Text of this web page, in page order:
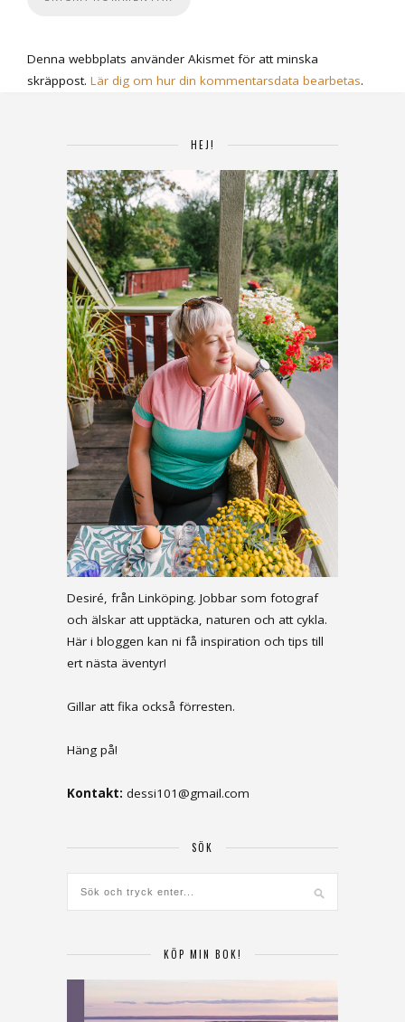
Denna webbplats använder Akismet för att minska
skräppost. Lär dig om hur din kommentarsdata bearbetas.
HEJ!
Desiré, från Linköping. Jobbar som fotograf
och älskar att upptäcka, naturen och att cykla.
Här i bloggen kan ni få inspiration och tips till
ert nästa äventyr!
Gillar att fika också förresten.
Häng på!
Kontakt: dessi101@gmail.com
SÖK
KÖP MIN BOK!